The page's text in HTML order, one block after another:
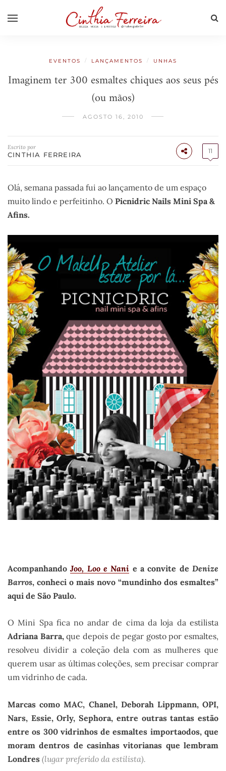
EVENTOS / LANÇAMENTOS / UNHAS
Imaginem ter 300 esmaltes chiques aos seus pés
(ou mãos)
AGOSTO 16, 2010
Escrito por
CINTHIA FERREIRA 11
Olá, semana passada fui ao lançamento de um espaço
muito lindo e perfeitinho. O Picnidric Nails Mini Spa &
Afins.
Acompanhando Joo, Loo e Nani e a convite de Denize
Barros, conheci o mais novo “mundinho dos esmaltes”
aqui de São Paulo.
O Mini Spa fica no andar de cima da loja da estilista
Adriana Barra,que depois de pegar gosto por esmaltes,
resolveu dividir a coleção dela com as mulheres que
querem usar as últimas coleções, sem precisar comprar
um vidrinho de cada.
Marcas como MAC, Chanel, Deborah Lippmann, OPI,
Nars, Essie, Orly, Sephora, entre outras tantas estão
entre os 300 vidrinhos de esmaltes importaodos, que
moram dentros de casinhas vitorianas que lembram
Londres (lugar preferido da estilista).